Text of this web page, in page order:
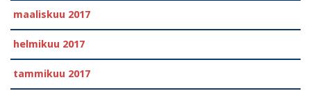
maaliskuu 2017
helmikuu 2017
tammikuu 2017